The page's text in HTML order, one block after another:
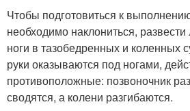
Чтобы подготовиться к
необходимо наклониться, развести
ноги в тазобедренных и коленных
руки оказываются под ногами,
противоположные: позвоночник
сводятся, а колени разгибаются.